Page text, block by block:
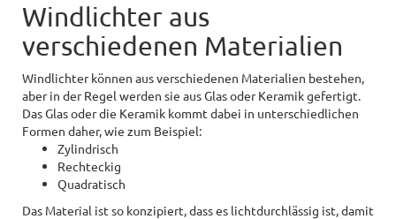
Windlichter aus
verschiedenen Materialien
Windlichter können aus verschiedenen Materialien bestehen,
aber in der Regel werden sie aus Glas oder Keramik gefertigt.
Das Glas oder die Keramik kommt dabei in unterschiedlichen
Formen daher, wie zum Beispiel:
Zylindrisch
Rechteckig
Quadratisch
Das Material ist so konzipiert, dass es lichtdurchlässig ist, damit